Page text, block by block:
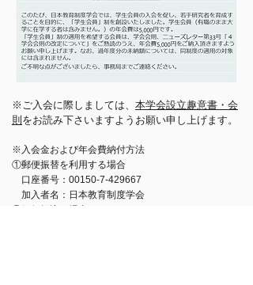
※ ご入会に際しましては、 本学会設立趣意書・会
則 をお読み下さいますようお願い申し上げます。
※入会金および年会費納付方法
①郵便振替を利用する場合
口座番号：00150-7-429667
加入者名：日本教育制度学会